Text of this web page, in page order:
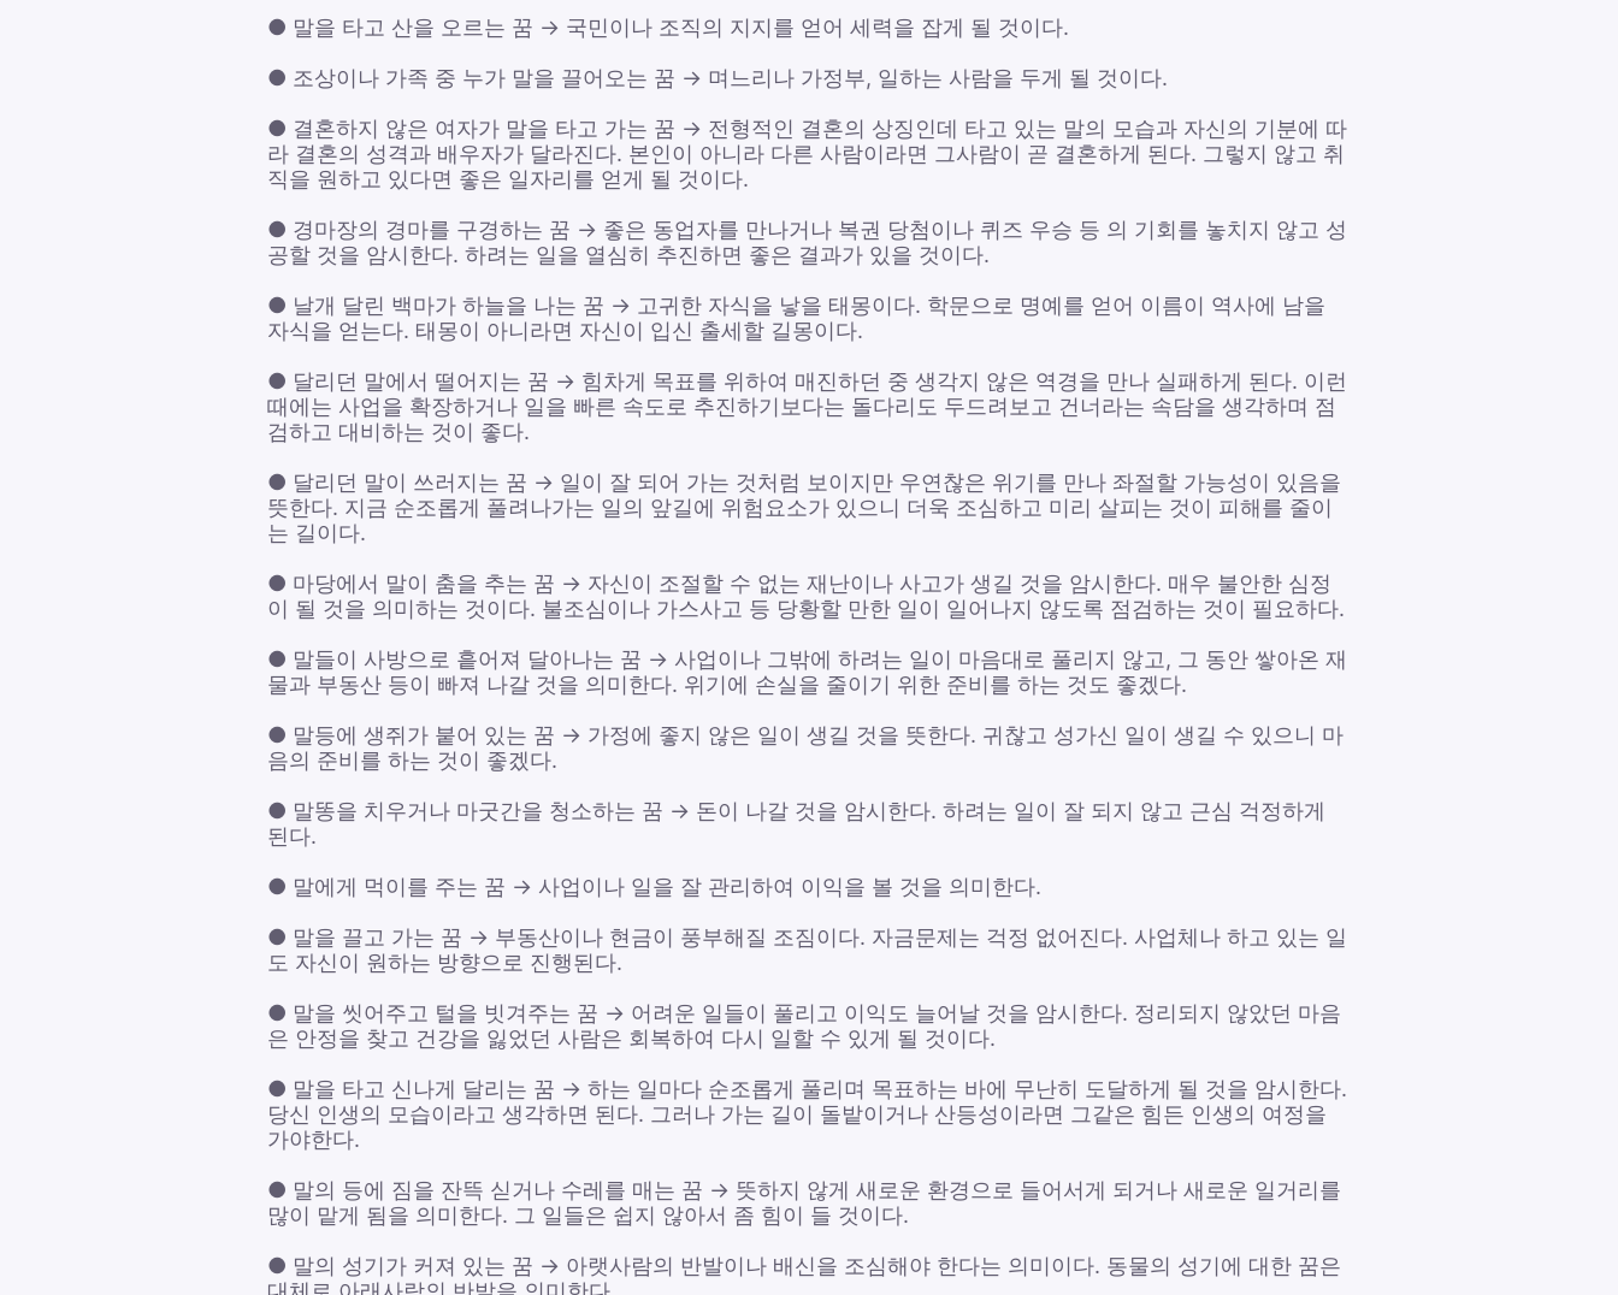
● 말을 타고 산을 오르는 꿈 → 국민이나 조직의 지지를 얻어 세력을 잡게 될 것이다.
● 조상이나 가족 중 누가 말을 끌어오는 꿈 → 며느리나 가정부, 일하는 사람을 두게 될 것이다.
● 결혼하지 않은 여자가 말을 타고 가는 꿈 → 전형적인 결혼의 상징인데 타고 있는 말의 모습과 자신의 기분에 따
라 결혼의 성격과 배우자가 달라진다. 본인이 아니라 다른 사람이라면 그사람이 곧 결혼하게 된다. 그렇지 않고 취
직을 원하고 있다면 좋은 일자리를 얻게 될 것이다.
● 경마장의 경마를 구경하는 꿈 → 좋은 동업자를 만나거나 복권 당첨이나 퀴즈 우승 등 의 기회를 놓치지 않고 성
공할 것을 암시한다. 하려는 일을 열심히 추진하면 좋은 결과가 있을 것이다.
● 날개 달린 백마가 하늘을 나는 꿈 → 고귀한 자식을 낳을 태몽이다. 학문으로 명예를 얻어 이름이 역사에 남을
자식을 얻는다. 태몽이 아니라면 자신이 입신 출세할 길몽이다.
● 달리던 말에서 떨어지는 꿈 → 힘차게 목표를 위하여 매진하던 중 생각지 않은 역경을 만나 실패하게 된다. 이런
때에는 사업을 확장하거나 일을 빠른 속도로 추진하기보다는 돌다리도 두드려보고 건너라는 속담을 생각하며 점
검하고 대비하는 것이 좋다.
● 달리던 말이 쓰러지는 꿈 → 일이 잘 되어 가는 것처럼 보이지만 우연찮은 위기를 만나 좌절할 가능성이 있음을
뜻한다. 지금 순조롭게 풀려나가는 일의 앞길에 위험요소가 있으니 더욱 조심하고 미리 살피는 것이 피해를 줄이
는 길이다.
● 마당에서 말이 춤을 추는 꿈 → 자신이 조절할 수 없는 재난이나 사고가 생길 것을 암시한다. 매우 불안한 심정
이 될 것을 의미하는 것이다. 불조심이나 가스사고 등 당황할 만한 일이 일어나지 않도록 점검하는 것이 필요하다.
● 말들이 사방으로 흩어져 달아나는 꿈 → 사업이나 그밖에 하려는 일이 마음대로 풀리지 않고, 그 동안 쌓아온 재
물과 부동산 등이 빠져 나갈 것을 의미한다. 위기에 손실을 줄이기 위한 준비를 하는 것도 좋겠다.
● 말등에 생쥐가 붙어 있는 꿈 → 가정에 좋지 않은 일이 생길 것을 뜻한다. 귀찮고 성가신 일이 생길 수 있으니 마
음의 준비를 하는 것이 좋겠다.
● 말똥을 치우거나 마굿간을 청소하는 꿈 → 돈이 나갈 것을 암시한다. 하려는 일이 잘 되지 않고 근심 걱정하게
된다.
● 말에게 먹이를 주는 꿈 → 사업이나 일을 잘 관리하여 이익을 볼 것을 의미한다.
● 말을 끌고 가는 꿈 → 부동산이나 현금이 풍부해질 조짐이다. 자금문제는 걱정 없어진다. 사업체나 하고 있는 일
도 자신이 원하는 방향으로 진행된다.
● 말을 씻어주고 털을 빗겨주는 꿈 → 어려운 일들이 풀리고 이익도 늘어날 것을 암시한다. 정리되지 않았던 마음
은 안정을 찾고 건강을 잃었던 사람은 회복하여 다시 일할 수 있게 될 것이다.
● 말을 타고 신나게 달리는 꿈 → 하는 일마다 순조롭게 풀리며 목표하는 바에 무난히 도달하게 될 것을 암시한다.
당신 인생의 모습이라고 생각하면 된다. 그러나 가는 길이 돌밭이거나 산등성이라면 그같은 힘든 인생의 여정을
가야한다.
● 말의 등에 짐을 잔뜩 싣거나 수레를 매는 꿈 → 뜻하지 않게 새로운 환경으로 들어서게 되거나 새로운 일거리를
많이 맡게 됨을 의미한다. 그 일들은 쉽지 않아서 좀 힘이 들 것이다.
● 말의 성기가 커져 있는 꿈 → 아랫사람의 반발이나 배신을 조심해야 한다는 의미이다. 동물의 성기에 대한 꿈은